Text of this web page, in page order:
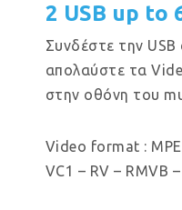
2 USB up to
Συνδέστε την USB
απολαύστε τα
στην οθόνη του
Video format :
VC1 – RV – RMVB